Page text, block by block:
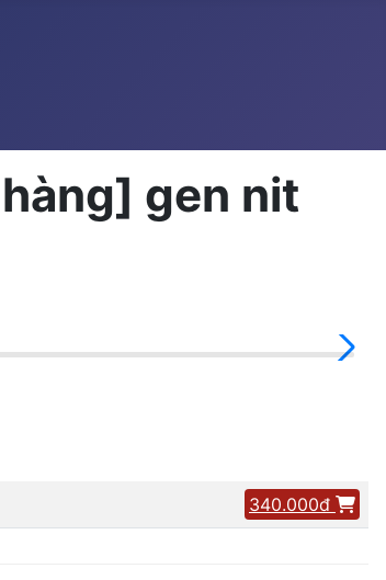
gen nit
340.000đ